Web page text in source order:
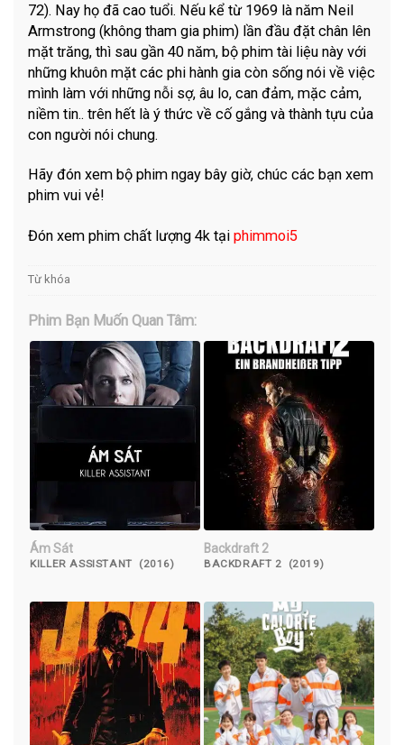
72). Nay họ đã cao tuổi. Nếu kể từ 1969 là năm Neil
Armstrong (không tham gia phim) lần đầu đặt chân lên
mặt trăng, thì sau gần 40 năm, bộ phim tài liệu này với
những khuôn mặt các phi hành gia còn sống nói về việc
mình làm với những nỗi sợ, âu lo, can đảm, mặc cảm,
niềm tin.. trên hết là ý thức về cố gắng và thành tựu của
con người nói chung.
Hãy đón xem bộ phim ngay bây giờ, chúc các bạn xem
phim vui vẻ!
Đón xem phim chất lượng 4k tạiphimmoi5
Từ khóa
Phim Bạn Muốn Quan Tâm:
Ám Sát
KILLER ASSISTANT (2016)
Backdraft 2
BACKDRAFT 2 (2019)